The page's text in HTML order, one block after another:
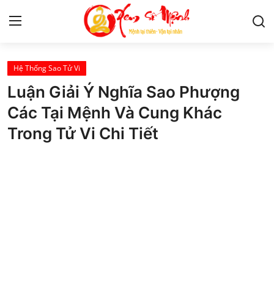
Tử Vi
Kiến Thức
Tâm linh
Hệ Thống Sao Tử Vi
Luận Giải Ý Nghĩa Sao Phượng
Các Tại Mệnh Và Cung Khác
Trong Tử Vi Chi Tiết